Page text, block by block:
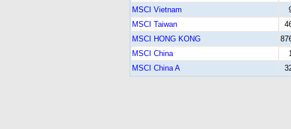
MSCI Vietnam
MSCI Taiwan
MSCI HONG KONG
MSCI China
MSCI China A